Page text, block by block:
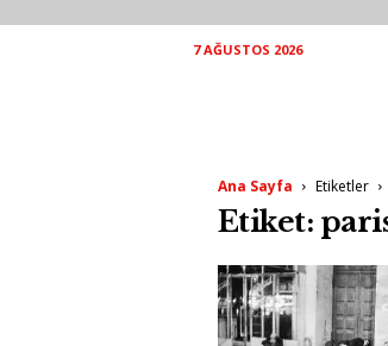
7 AĞUSTOS 2026
Ana Sayfa Etiketler
Etiket: